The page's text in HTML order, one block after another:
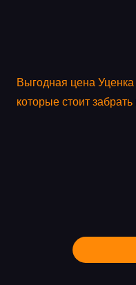
Выгодная цена Уценка
которые стоит